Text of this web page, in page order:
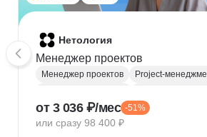
Нетология
Менеджер проектов
Менеджер проектов
Project-
Нейронные сети
Управление рисками
Kanban
Scrum
Управление
от 3 036 ₽/мес -51%
или сразу 98 400 ₽